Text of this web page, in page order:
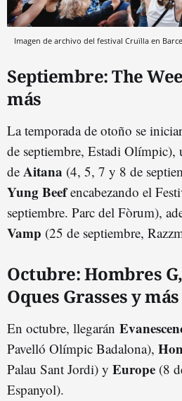
Imagen de archivo del festival Cruïlla en
Septiembre: The
más
La temporada de otoño se
de septiembre, Estadi Olímpic),
de Aitana (4, 5, 7 y 8 de
Yung Beefencabezando el
septiembre. Parc del Fòrum),
Vamp (25 de septiembre,
Octubre: Hombres
Oques Grasses y más
En octubre, llegarán
Pavelló Olímpic Badalona),
Palau Sant Jordi) y Europe (8
Espanyol).